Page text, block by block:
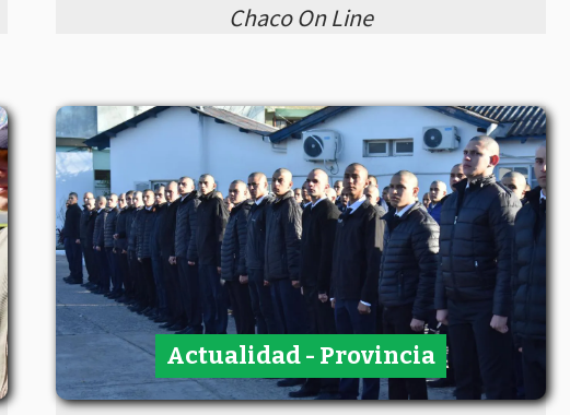
Chaco On Line
Actualidad - Provincia